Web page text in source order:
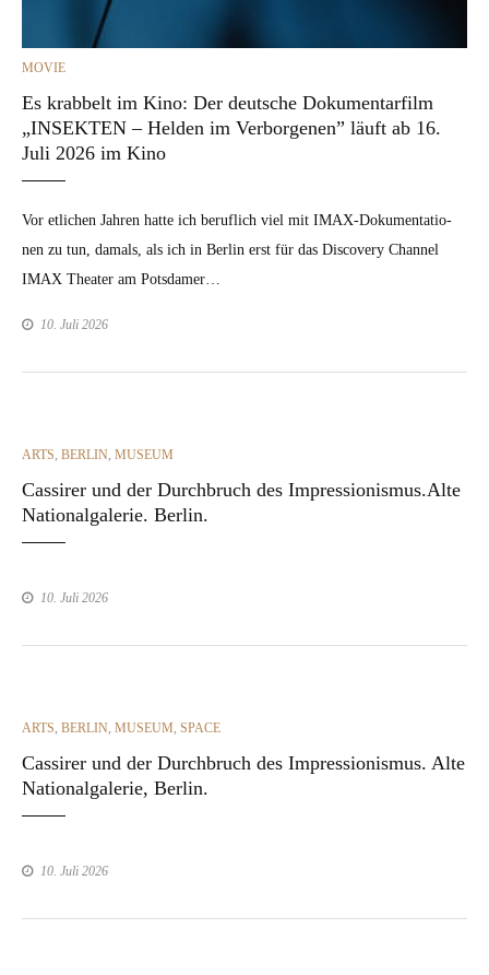
CATEGORIES
MOVIE
Es krabbelt im Kino: Der deutsche Dokumentarfilm
„INSEKTEN – Helden im Verborgenen” läuft ab 16.
Juli 2026 im Kino
Vor etlichen Jahren hat­te ich beru­flich viel mit IMAX-Doku­­men­­ta­­tio­­
nen zu tun, damals, als ich in Berlin erst für das Dis­cov­ery Chan­nel
IMAX The­ater am Pots­damer…
10. Juli 2026
CATEGORIES
ARTS BERLIN MUSEUM
Cassirer und der Durchbruch des Impressionismus.Alte
Nationalgalerie. Berlin.
10. Juli 2026
CATEGORIES
ARTS BERLIN MUSEUM SPACE
Cassirer und der Durchbruch des Impressionismus. Alte
Nationalgalerie, Berlin.
10. Juli 2026